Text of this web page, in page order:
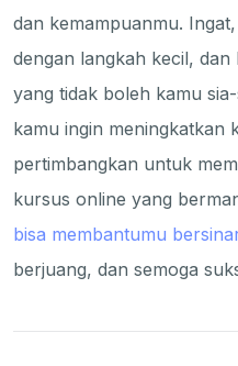
dan kemampuanmu.
dengan langkah kecil,
yang tidak boleh kamu
kamu ingin meningkatkan
pertimbangkan untuk
kursus online yang
bisa membantumu
berjuang, dan semoga